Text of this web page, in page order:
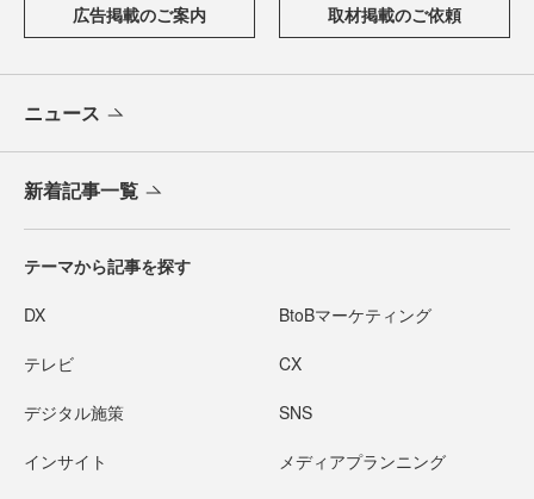
広告掲載のご案内 取材掲載のご依頼
ニュース
新着記事一覧
テーマから記事を探す
DX BtoBマーケティング
テレビ CX
デジタル施策 SNS
インサイト メディアプランニング